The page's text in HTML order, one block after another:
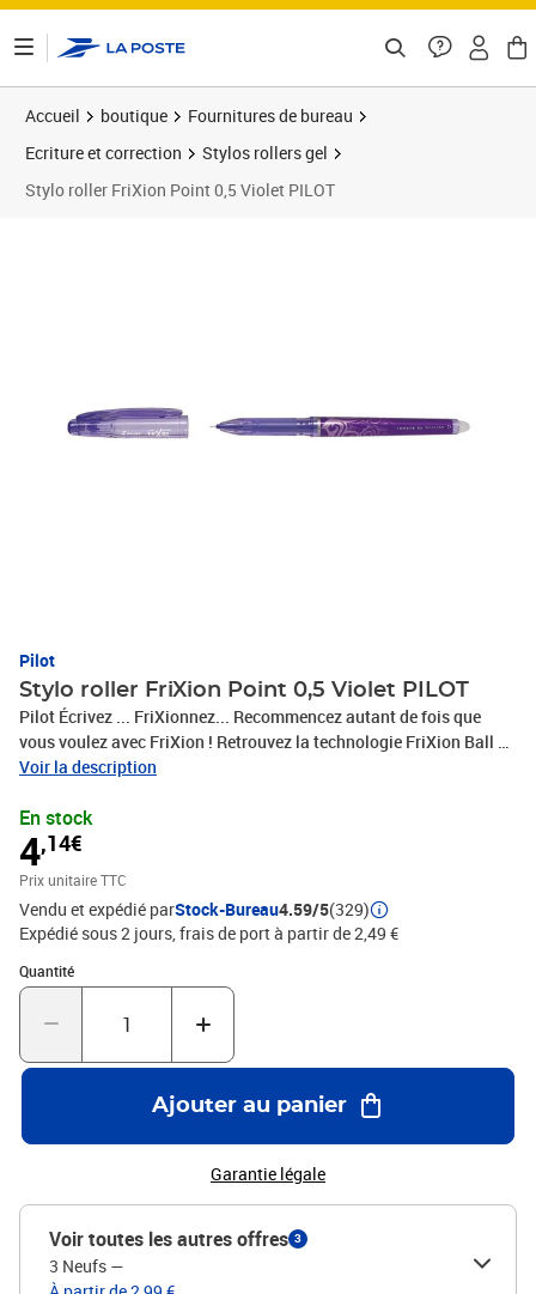
Accueil boutique
Fournitures de bureau
Ecriture et correction
Stylos rollers gel
Stylo roller FriXion Point 0,5 Violet PILOT
Pilot
Stylo roller FriXion Point 0,5 Violet PILOT
Pilot Écrivez ... FriXionnez... Recommencez autant de fois que
vous voulez avec FriXion ! Retrouvez la technologie FriXion Ball en
écriture fine, Ce roller pointe Hi-tec (pointe aiguille) vous assure
d'écriture en mm : 0.25 mm, Taille de pointe en mm : 0.50 mm,
Encre thermosensible, rechargeable, (399251 / BL-FRP5-V /
2264008)
Voir la description
En stock
4,14€
Prix unitaire TTC
Vendu et expédié parStock-Bureau4.59/5(329)
Expédié sous 2 jours, frais de port à partir de 2,49 €
Quantité
Quantité : 1
Ajouter au panier
Garantie légale
Voir toutes les autres offres 3
3 Neufs —